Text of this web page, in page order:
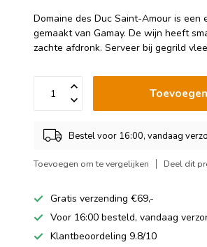
Domaine des Duc Saint-Amour is
gemaakt van Gamay. De wijn heeft
zachte afdronk. Serveer bij gegrild
Bestel voor 16:00, vandaag
Toevoegen om te vergelijken Deel dit
Gratis verzending €69,-
Voor 16:00 besteld, vandaag
Klantbeoordeling 9.8/10